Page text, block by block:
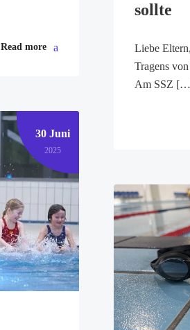
Read more
30 Juni
2025
sollte
Liebe
Tragens
Am SSZ